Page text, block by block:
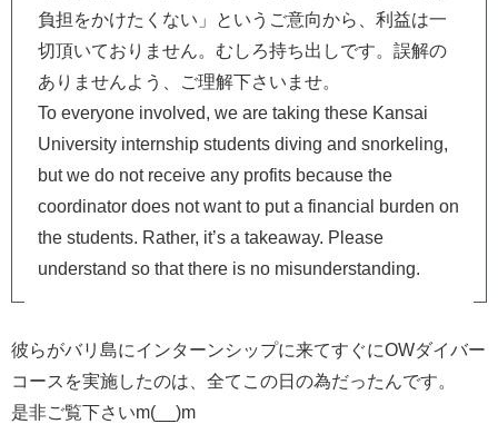
負担をかけたくない」というご意向から、利益は一
切頂いておりません。むしろ持ち出しです。誤解の
ありませんよう、ご理解下さいませ。
To everyone involved, we are taking these Kansai
University internship students diving and snorkeling,
but we do not receive any profits because the
coordinator does not want to put a financial burden on
the students. Rather, it’s a takeaway. Please
understand so that there is no misunderstanding.
彼らがバリ島にインターンシップに来てすぐにOWダイバー
コースを実施したのは、全てこの日の為だったんです。
是非ご覧下さいm(__)m